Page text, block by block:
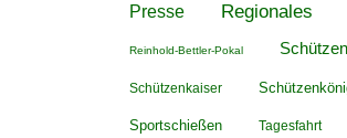
Presse Regionales
Reinhold-Bettler-Pokal
Schützenkaiser
Sportschießen Tagesfahrt